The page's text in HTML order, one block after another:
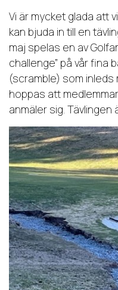
Vi är mycket glada att
kan bjuda in till en
maj spelas en av
challenge” på vår fina
(scramble) som inleds
hoppas att
anmäler sig.